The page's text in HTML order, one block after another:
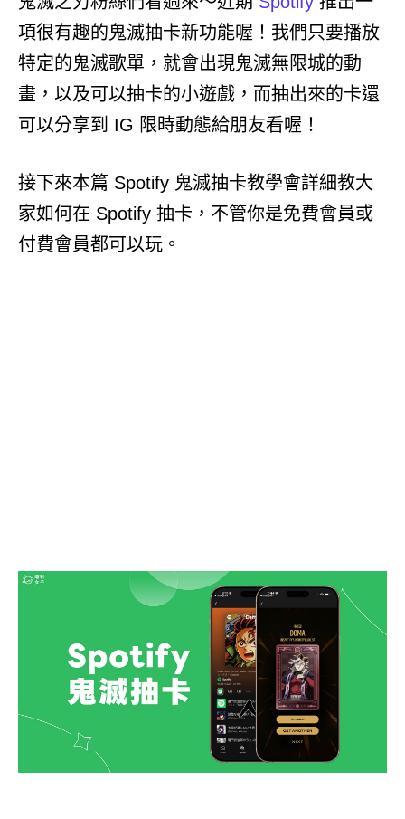
項很有趣的鬼滅抽卡新功能喔！我們只要播放
特定的鬼滅歌單，就會出現鬼滅無限城的動
畫，以及可以抽卡的小遊戲，而抽出來的卡還
可以分享到 IG 限時動態給朋友看喔！
接下來本篇 Spotify 鬼滅抽卡教學會詳細教大
家如何在 Spotify 抽卡，不管你是免費會員或
付費會員都可以玩。